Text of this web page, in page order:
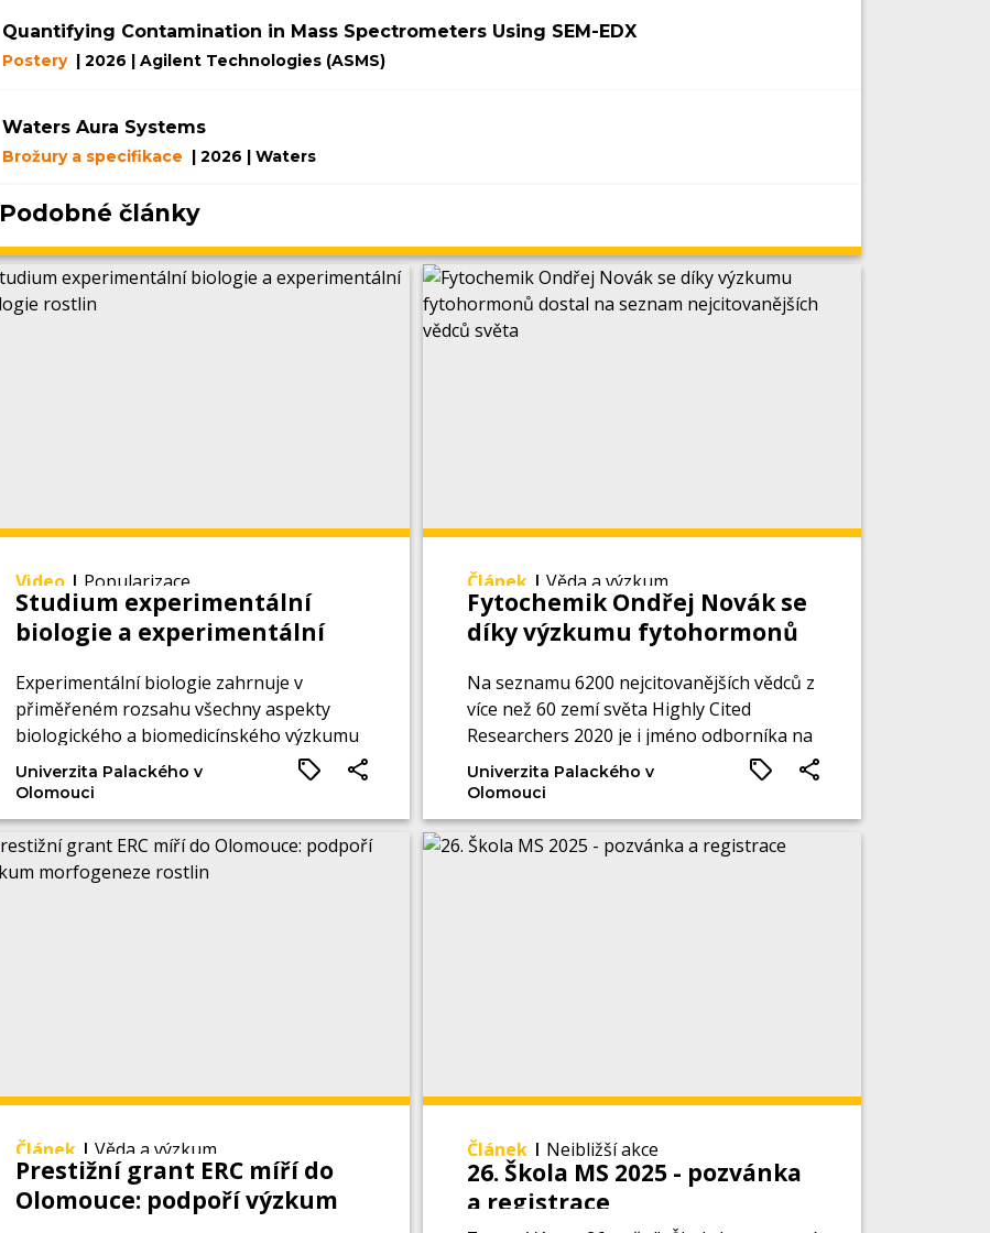
Quantifying Contamination in Mass Spectrometers Using SEM-EDX
Postery | 2026 | Agilent Technologies (ASMS)
Waters Aura Systems
Brožury a specifikace | 2026 | Waters
Podobné články
Video | Popularizace
Studium experimentální
biologie a experimentální
Experimentální biologie zahrnuje v
přiměřeném rozsahu všechny aspekty
biologického a biomedicínského výzkumu
a je v ní kladen velký důraz na praktickou
výuku.
Univerzita Palackého v
Olomouci
Článek | Věda a výzkum
Fytochemik Ondřej Novák se
díky výzkumu fytohormonů
nejcitovanějších vědců světa
Na seznamu 6200 nejcitovanějších vědců z
více než 60 zemí světa Highly Cited
Researchers 2020 je i jméno odborníka na
analýzu rostlinných hormonů Ondřeje
Nováka z Laboratoře růstových
regulátorů.
Univerzita Palackého v
Olomouci
Článek | Věda a výzkum
Prestižní grant ERC míří do
Olomouce: podpoří výzkum
Článek | Nejbližší akce
26. Škola MS 2025 - pozvánka
a registrace